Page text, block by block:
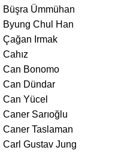
Büşra Ümmühan
Byung Chul Han
Çağan Irmak
Cahız
Can Bonomo
Can Dündar
Can Yücel
Caner Sarıoğlu
Caner Taslaman
Carl Gustav Jung